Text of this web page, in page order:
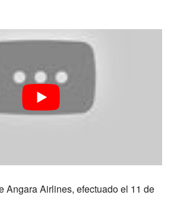
Angara Airlines, efectuado el 11 de